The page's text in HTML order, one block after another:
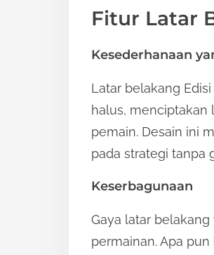
Fitur Latar
Kesederhanaan
Latar belakang
halus, menciptakan
pemain. Desain ini
pada strategi tanpa
Keserbagunaan
Gaya latar
permainan. Apa